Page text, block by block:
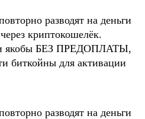
разводят на деньги
криптокошелёк.
якобы БЕЗ ПРЕДОПЛАТЫ,
биткойны для активации
разводят на деньги